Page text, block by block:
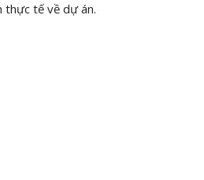
thực tế về dự án.